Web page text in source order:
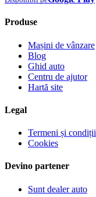
Produse
Mașini de vânzare
Blog
Ghid auto
Centru de ajutor
Hartă site
Legal
Termeni și condiții
Cookies
Devino partener
Sunt dealer auto